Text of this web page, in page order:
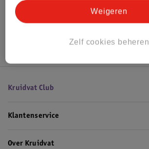
Alle Voetmasker
Kruidvat Club
Klantenservice
Over Kruidvat
Zelf cookies beheren
Weigeren